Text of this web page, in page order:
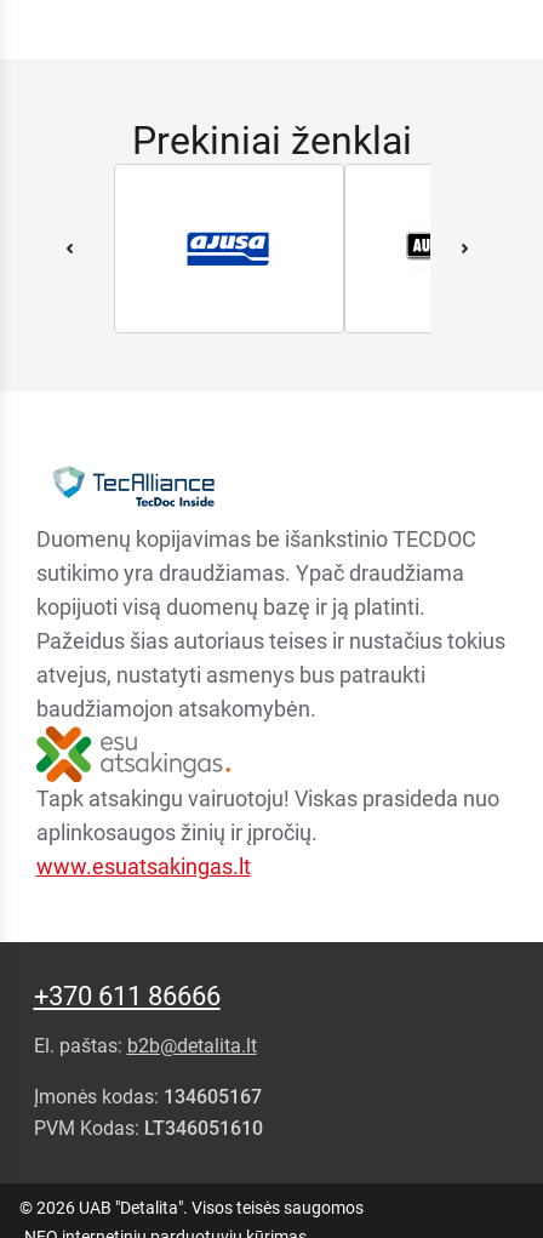
Prekiniai ženklai
Duomenų kopijavimas be išankstinio TECDOC
sutikimo yra draudžiamas. Ypač draudžiama
kopijuoti visą duomenų bazę ir ją platinti.
Pažeidus šias autoriaus teises ir nustačius tokius
atvejus, nustatyti asmenys bus patraukti
baudžiamojon atsakomybėn.
Tapk atsakingu vairuotoju! Viskas prasideda nuo
aplinkosaugos žinių ir įpročių.
www.esuatsakingas.lt
+370 611 86666
El. paštas: b2b@detalita.lt
Įmonės kodas: 134605167
PVM Kodas: LT346051610
© 2026 UAB "Detalita". Visos teisės saugomos